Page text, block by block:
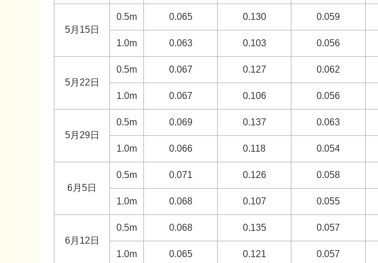
5月15日
0.5m 0.065 0.130 0.059
1.0m 0.063 0.103 0.056
5月22日
0.5m 0.067 0.127 0.062
1.0m 0.067 0.106 0.056
5月29日
0.5m 0.069 0.137 0.063
1.0m 0.066 0.118 0.054
6月5日
0.5m 0.071 0.126 0.058
1.0m 0.068 0.107 0.055
6月12日
0.5m 0.068 0.135 0.057
1.0m 0.065 0.121 0.057